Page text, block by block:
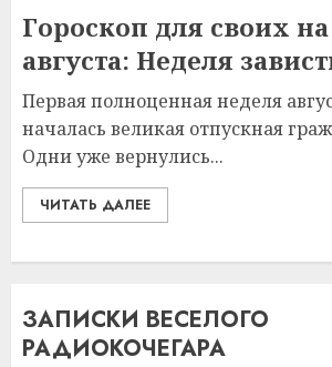
Гороскоп для своих на
августа: Неделя
Первая полноценная неделя
началась великая отпускная
Одни уже вернулись...
ЧИТАТЬ ДАЛЕЕ
ЗАПИСКИ ВЕСЕЛОГО
РАДИОКОЧЕГАРА